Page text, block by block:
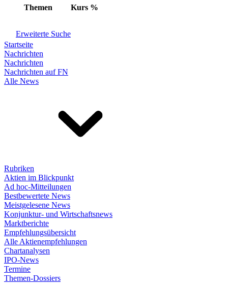
Themen Kurs %
Erweiterte Suche
Startseite
Nachrichten
Nachrichten
Nachrichten auf FN
Alle News
Rubriken
Aktien im Blickpunkt
Ad hoc-Mitteilungen
Bestbewertete News
Meistgelesene News
Konjunktur- und Wirtschaftsnews
Marktberichte
Empfehlungsübersicht
Alle Aktienempfehlungen
Chartanalysen
IPO-News
Termine
Themen-Dossiers